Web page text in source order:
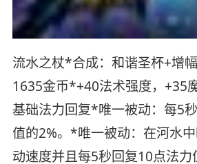
流水之杖*合成：和谐圣杯+增
1635金币*+40法术强度，+35
基础法力回复*唯一被动：每5
值的2%。*唯一被动：在河水
动速度并且每5秒回复10点法力